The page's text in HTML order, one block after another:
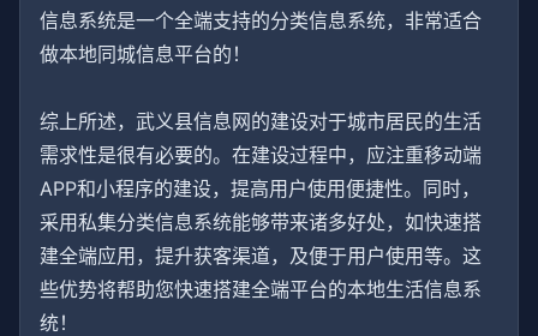
信息系统是一个全端支持的分类信息系统，非常适合
做本地同城信息平台的！
综上所述，武义县信息网的建设对于城市居民的生活
需求性是很有必要的。在建设过程中，应注重移动端
APP和小程序的建设，提高用户使用便捷性。同时，
采用私集分类信息系统能够带来诸多好处，如快速搭
建全端应用，提升获客渠道，及便于用户使用等。这
些优势将帮助您快速搭建全端平台的本地生活信息系
统！